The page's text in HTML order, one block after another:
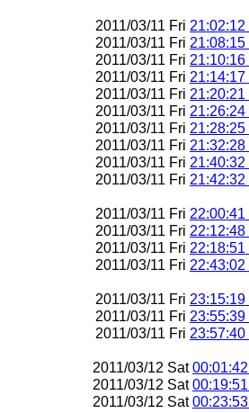
2011/03/11 Fri 21:02:12
2011/03/11 Fri 21:08:15
2011/03/11 Fri 21:10:16
2011/03/11 Fri 21:14:17
2011/03/11 Fri 21:20:21
2011/03/11 Fri 21:26:24
2011/03/11 Fri 21:28:25
2011/03/11 Fri 21:32:28
2011/03/11 Fri 21:40:32
2011/03/11 Fri 21:42:32
2011/03/11 Fri 22:00:41
2011/03/11 Fri 22:12:48
2011/03/11 Fri 22:18:51
2011/03/11 Fri 22:43:02
2011/03/11 Fri 23:15:19
2011/03/11 Fri 23:55:39
2011/03/11 Fri 23:57:40
2011/03/12 Sat00:01:42
2011/03/12 Sat00:19:51
2011/03/12 Sat00:23:53